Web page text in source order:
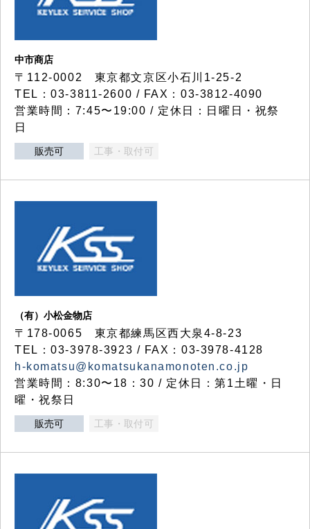
中市商店
〒112-0002 東京都文京区小石川1-25-2
TEL：03-3811-2600 / FAX：03-3812-4090
営業時間：7:45〜19:00 / 定休日：日曜日・祝祭
日
販売可 工事・取付可
（有）小松金物店
〒178-0065 東京都練馬区西大泉4-8-23
TEL：03-3978-3923 / FAX：03-3978-4128
h-komatsu@komatsukanamonoten.co.jp
営業時間：8:30〜18：30 / 定休日：第1土曜・日
曜・祝祭日
販売可 工事・取付可